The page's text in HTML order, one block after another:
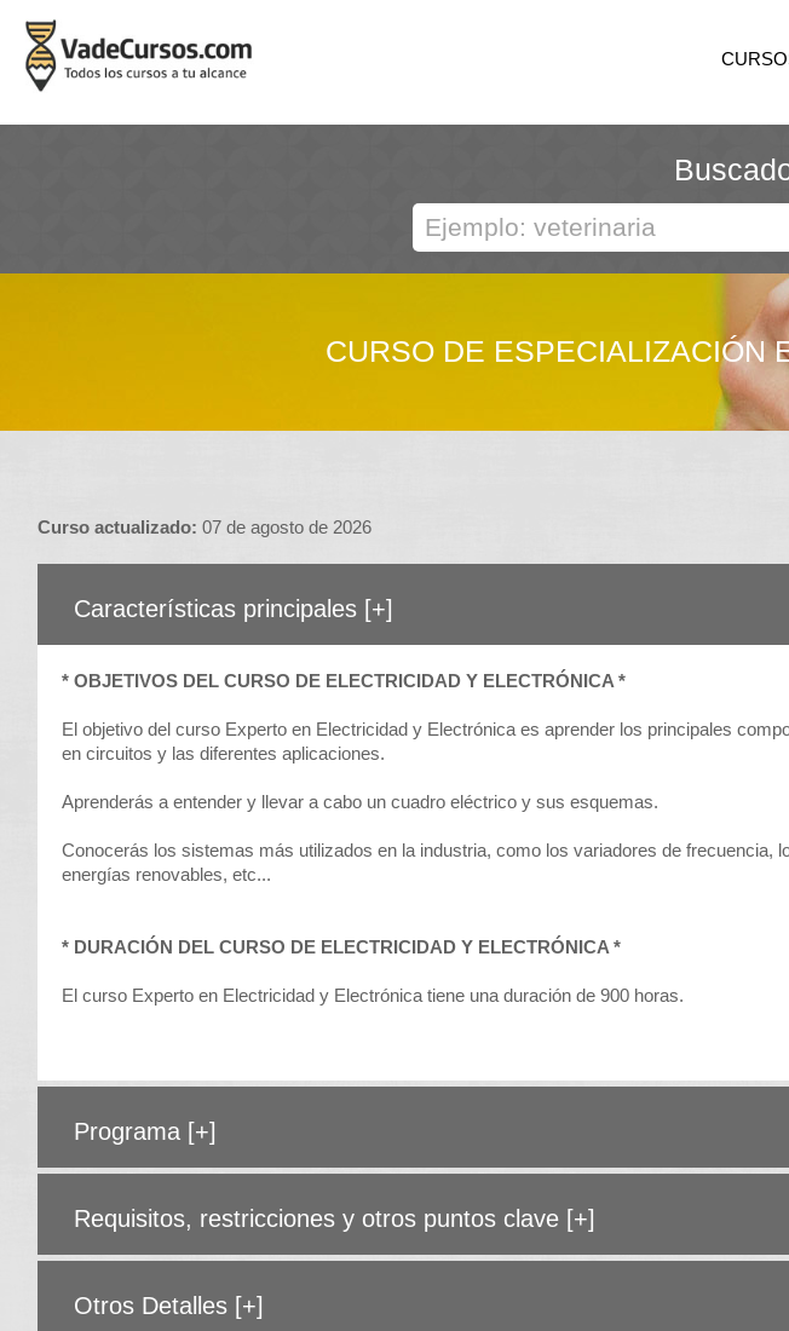
CURSO DE ESPECIALIZACIÓN
Curso actualizado: 07 de agosto de 2026
Características principales [+]
* OBJETIVOS DEL CURSO DE ELECTRICIDAD Y ELECTRÓNICA *
El objetivo del curso Experto en Electricidad y Electrónica es aprender los principales
en circuitos y las diferentes aplicaciones.
Aprenderás a entender y llevar a cabo un cuadro eléctrico y sus esquemas.
Conocerás los sistemas más utilizados en la industria, como los variadores de frecuencia,
energías renovables, etc...
* DURACIÓN DEL CURSO DE ELECTRICIDAD Y ELECTRÓNICA *
El curso Experto en Electricidad y Electrónica tiene una duración de 900 horas.
Programa [+]
Requisitos, restricciones y otros puntos clave [+]
Otros Detalles [+]